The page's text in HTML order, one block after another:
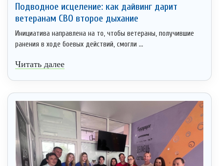
Подводное исцеление: как дайвинг дарит
ветеранам СВО второе дыхание
Инициатива направлена на то, чтобы ветераны, получившие
ранения в ходе боевых действий, смогли ...
Читать далее